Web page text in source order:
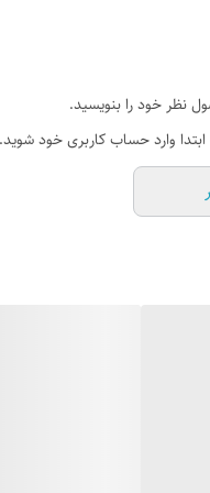
نظر خود را بنویسید.
وارد حساب کاربری خود شوید.